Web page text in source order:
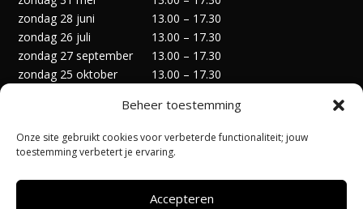
Beheer toestemming
Onze site gebruikt cookies voor verbeterde functionaliteit; jouw
toestemming verbetert je ervaring.
Accepteren
zondag 28 juni
13.00 – 17.30
zondag 26 juli
13.00 – 17.30
zondag 27 september
13.00 – 17.30
zondag 25 oktober
13.00 – 17.30
zondag 27 december
13.00 – 17.30